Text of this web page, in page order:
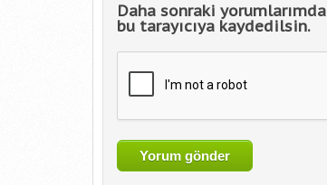
Daha sonraki
bu tarayıcıya kaydedilsin.